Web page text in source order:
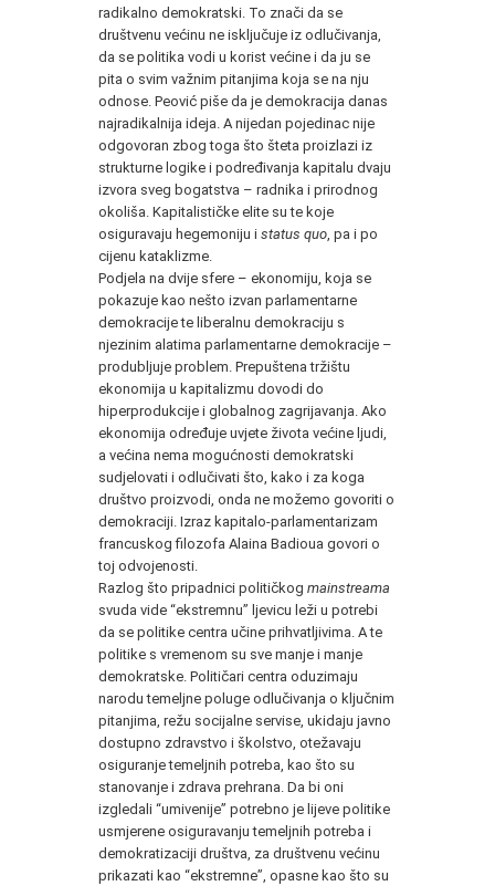
radikalno demokratski. To znači da se
društvenu većinu ne isključuje iz odlučivanja,
da se politika vodi u korist većine i da ju se
pita o svim važnim pitanjima koja se na nju
odnose. Peović piše da je demokracija danas
najradikalnija ideja. A nijedan pojedinac nije
odgovoran zbog toga što šteta proizlazi iz
strukturne logike i podređivanja kapitalu dvaju
izvora sveg bogatstva – radnika i prirodnog
okoliša. Kapitalističke elite su te koje
osiguravaju hegemoniju i status quo , pa i po
cijenu kataklizme.
Podjela na dvije sfere – ekonomiju, koja se
pokazuje kao nešto izvan parlamentarne
demokracije te liberalnu demokraciju s
njezinim alatima parlamentarne demokracije –
produbljuje problem. Prepuštena tržištu
ekonomija u kapitalizmu dovodi do
hiperprodukcije i globalnog zagrijavanja. Ako
ekonomija određuje uvjete života većine ljudi,
a većina nema mogućnosti demokratski
sudjelovati i odlučivati što, kako i za koga
društvo proizvodi, onda ne možemo govoriti o
demokraciji. Izraz kapitalo-parlamentarizam
francuskog filozofa Alaina Badioua govori o
toj odvojenosti.
Razlog što pripadnici političkog mainstreama
svuda vide “ekstremnu” ljevicu leži u potrebi
da se politike centra učine prihvatljivima. A te
politike s vremenom su sve manje i manje
demokratske. Političari centra oduzimaju
narodu temeljne poluge odlučivanja o ključnim
pitanjima, režu socijalne servise, ukidaju javno
dostupno zdravstvo i školstvo, otežavaju
osiguranje temeljnih potreba, kao što su
stanovanje i zdrava prehrana. Da bi oni
izgledali “umivenije” potrebno je lijeve politike
usmjerene osiguravanju temeljnih potreba i
demokratizaciji društva, za društvenu većinu
prikazati kao “ekstremne”, opasne kao što su